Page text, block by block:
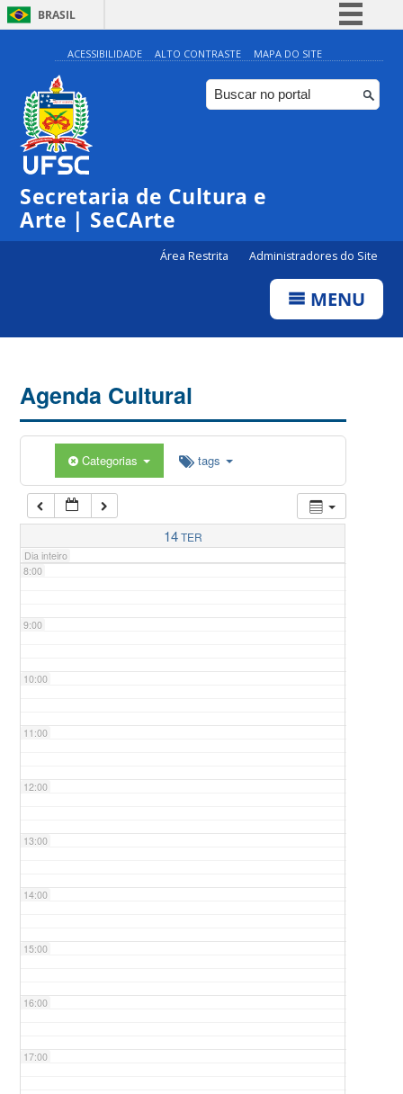
BRASIL
Simplifique!
Comunica BR
Participe
ACESSIBILIDADE ALTO CONTRASTE MAPA DO SITE
Secretaria de Cultura e
Arte | SeCArte
Área Restrita Administradores do Site
MENU
Agenda Cultural
Categorias tags
14TER
Dia inteiro
0:00
1:00
5:00
7:00
8:00
9:00
10:00
11:00
12:00
13:00
14:00
15:00
16:00
17:00